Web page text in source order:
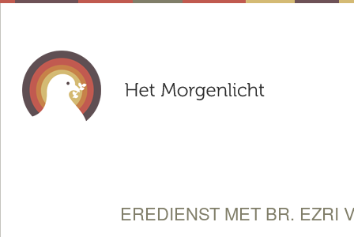
EREDIENST MET BR. EZRI